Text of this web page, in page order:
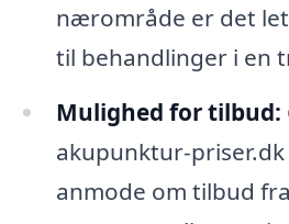
nærområde er det
til behandlinger i en
Mulighed for tilbud:
akupunktur-
anmode om tilbud